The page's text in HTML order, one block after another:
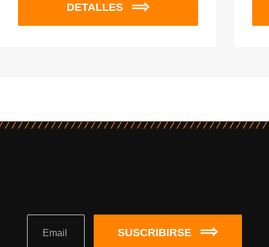
DETALLES
SUSCRIBIRSE